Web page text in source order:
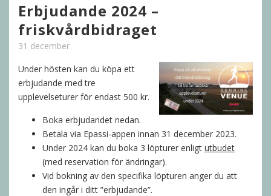
Erbjudande 2024 –
friskvårdbidraget
31 december
Under hösten kan du köpa ett
erbjudande med tre
upplevelseturer för endast 500 kr.
Boka erbjudandet nedan.
Betala via Epassi-appen innan 31 december 2023.
Under 2024 kan du boka 3 löpturer enligt utbudet
(med reservation för ändringar).
Vid bokning av den specifika löpturen anger du att
den ingår i ditt ”erbjudande”.